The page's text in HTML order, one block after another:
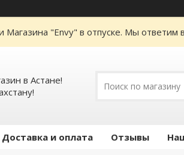
Магазина "Envy" в отпуске. Мы
в Астане!
Доставка и оплата Отзывы